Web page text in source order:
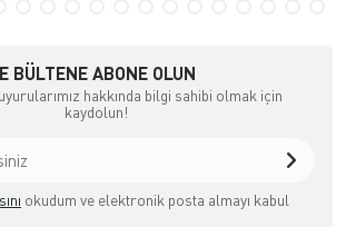
E BÜLTENE ABONE OLUN
hakkında bilgi sahibi olmak için
kaydolun!
okudum ve elektronik posta almayı kabul